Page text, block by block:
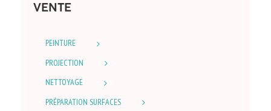
VENTE
PEINTURE
PROJECTION
NETTOYAGE
PRÉPARATION SURFACES